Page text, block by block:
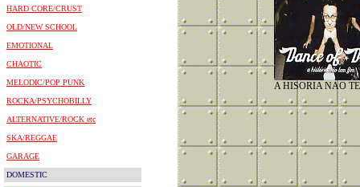
HARD CORE/CRUST
OLD/NEW SCHOOL
EMOTIONAL
CHAOTIC
MELODIC/POP PUNK
ROCKA/PSYCHOBILLY
ALTERNATIVE/ROCK etc
SKA/REGGAE
GARAGE
DOMESTIC
A HISORIA NAO